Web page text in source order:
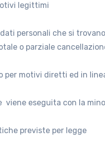
legittimi
personali che si
o parziale
motivi diretti ed in
eseguita con la
previste per legge